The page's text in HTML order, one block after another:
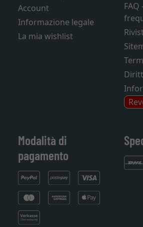
Account
Informazione legale
La mia wishlist
Modalità di
pagamento